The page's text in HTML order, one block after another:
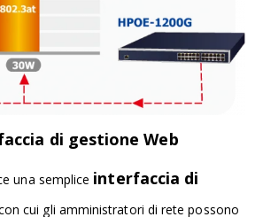
di gestione Web
una semplice interfaccia di
cui gli amministratori di rete possono